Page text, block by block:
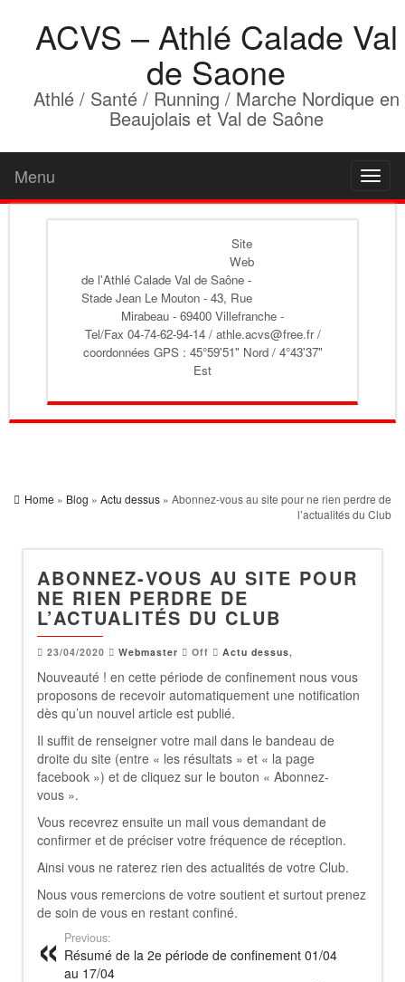
ACVS – Athlé Calade Val
de Saone
Athlé / Santé / Running / Marche Nordique en
Beaujolais et Val de Saône
Menu
Site
Web
de l'Athlé Calade Val de Saône -
Stade Jean Le Mouton - 43, Rue
Mirabeau - 69400 Villefranche -
Tel/Fax 04-74-62-94-14 / athle.acvs@free.fr /
coordonnées GPS : 45°59'51" Nord / 4°43'37"
Est
Home » Blog » Actu dessus » Abonnez-vous au site pour ne rien perdre de
l’actualités du Club
ABONNEZ-VOUS AU SITE POUR
NE RIEN PERDRE DE
L’ACTUALITÉS DU CLUB
23/04/2020 Webmaster Off Actu dessus,
Nouveauté ! en cette période de confinement nous vous
proposons de recevoir automatiquement une notification
dès qu’un nouvel article est publié.
Il suffit de renseigner votre mail dans le bandeau de
droite du site (entre « les résultats » et « la page
facebook ») et de cliquez sur le bouton « Abonnez-
vous ».
Vous recevrez ensuite un mail vous demandant de
confirmer et de préciser votre fréquence de réception.
Ainsi vous ne raterez rien des actualités de votre Club.
Nous vous remercions de votre soutient et surtout prenez
de soin de vous en restant confiné.
Previous:
Résumé de la 2e période de confinement 01/04
au 17/04